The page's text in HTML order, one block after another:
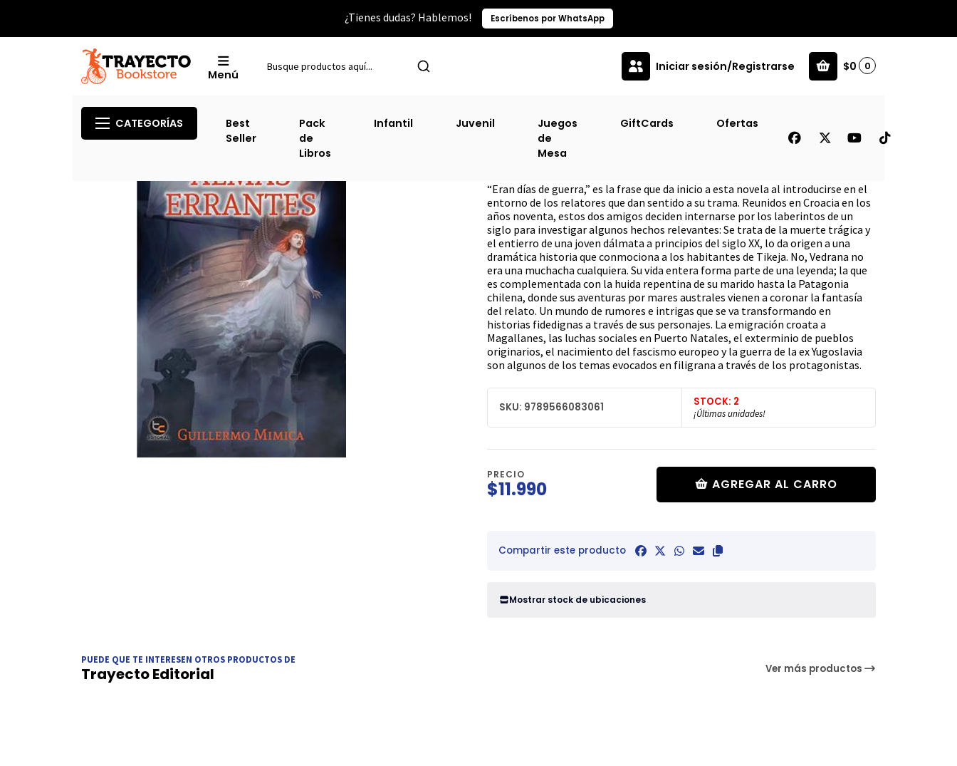
¿Tienes dudas? Hablemos! Escríbenos por WhatsApp
Menú
Iniciar sesión/Registrarse $0 0
CATEGORÍAS
Best
Seller
Pack
de
Libros
Infantil Juvenil
Juegos
de
Mesa
GiftCards Ofertas
Almas Errantes [Tra]
“Eran días de guerra,” es la frase que da inicio a esta novela al introducirse en el
entorno de los relatores que dan sentido a su trama. Reunidos en Croacia en los
años noventa, estos dos amigos deciden internarse por los laberintos de un
siglo para investigar algunos hechos relevantes: Se trata de la muerte trágica y
el entierro de una joven dálmata a principios del siglo XX, lo da origen a una
dramática historia que conmociona a los habitantes de Tikeja. No, Vedrana no
era una muchacha cualquiera. Su vida entera forma parte de una leyenda; la que
es complementada con la huida repentina de su marido hasta la Patagonia
chilena, donde sus aventuras por mares australes vienen a coronar la fantasía
del relato. Un mundo de rumores e intrigas que se va transformando en
historias fidedignas a través de sus personajes. La emigración croata a
Magallanes, las luchas sociales en Puerto Natales, el exterminio de pueblos
originarios, el nacimiento del fascismo europeo y la guerra de la ex Yugoslavia
son algunos de los temas evocados en filigrana a través de los protagonistas.
SKU: 9789566083061 STOCK: 2
¡Últimas unidades!
PRECIO
$11.990 AGREGAR AL CARRO
Compartir este producto
Mostrar stock de ubicaciones
PUEDE QUE TE INTERESEN OTROS PRODUCTOS DE
Trayecto Editorial Ver más productos